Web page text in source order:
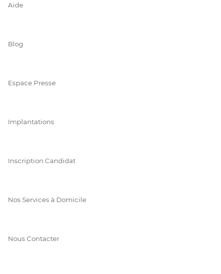
Aide
Blog
Espace Presse
Implantations
Inscription Candidat
Nos Services à Domicile
Nous Contacter